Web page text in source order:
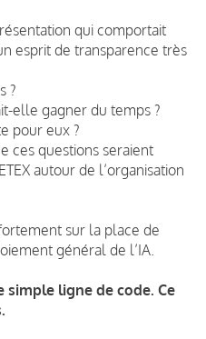
qui comportait
esprit de transparence très
?
elle gagner du temps ?
pour eux ?
ces questions seraient
autour de l’organisation
sur la place de
général de l’IA.
simple ligne de code. Ce